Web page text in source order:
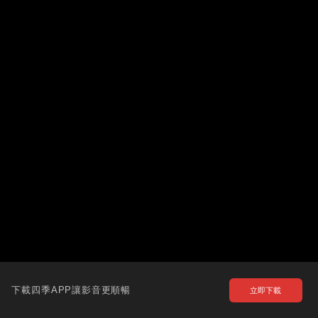
下載四季APP讓影音更順暢 立即下載